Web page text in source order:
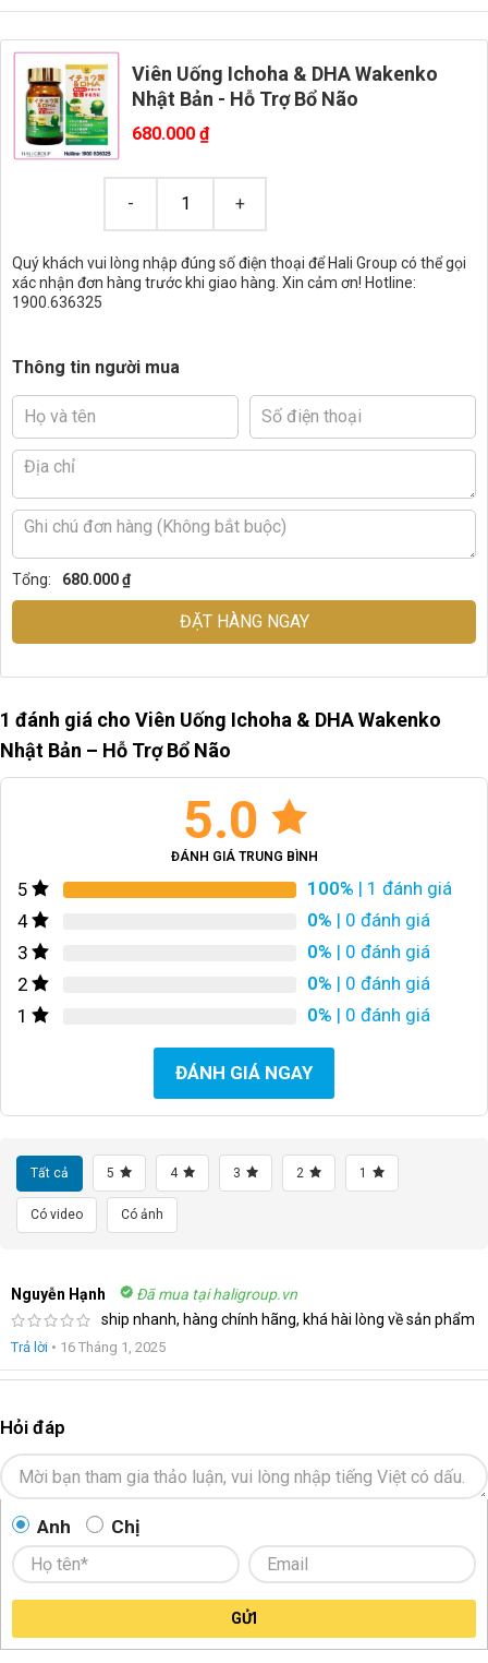
Viên Uống Ichoha & DHA Wakenko
Nhật Bản - Hỗ Trợ Bổ Não
680.000 ₫
Quý khách vui lòng nhập đúng số điện thoại để Hali Group có thể gọi
xác nhận đơn hàng trước khi giao hàng. Xin cảm ơn! Hotline:
1900.636325
Thông tin người mua
Tổng: 680.000 ₫
ĐẶT HÀNG NGAY
1 đánh giá cho Viên Uống Ichoha & DHA Wakenko
Nhật Bản – Hỗ Trợ Bổ Não
5.0
ĐÁNH GIÁ TRUNG BÌNH
5 100% | 1 đánh giá
4
0% | 0 đánh giá
3
0% | 0 đánh giá
2
0% | 0 đánh giá
1
0% | 0 đánh giá
ĐÁNH GIÁ NGAY
Tất cả 5 4 3 2 1
Có video Có ảnh
Nguyễn Hạnh
Đã mua tại haligroup.vn
ship nhanh, hàng chính hãng, khá hài lòng về sản phẩm
Trả lời • 16 Tháng 1, 2025
Hỏi đáp
Anh Chị
GỬI